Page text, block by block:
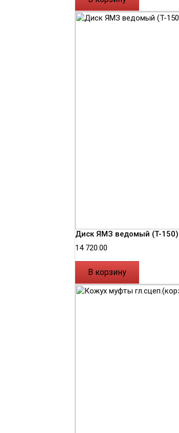
Диск ЯМЗ ведомый (Т-
14 720.00
В корзину